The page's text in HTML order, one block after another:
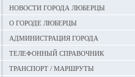
Новости города Люберцы
О городе Люберцы
Администрация города
Телефонный справочник
Транспорт / маршруты